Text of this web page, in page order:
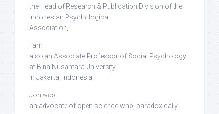
the Head of Research & Publication Division of the
Indonesian Psychological
Association,
I am
also an Associate Professor of Social Psychology
at Bina Nusantara University
in Jakarta, Indonesia
Jon was
an advocate of open science who, paradoxically